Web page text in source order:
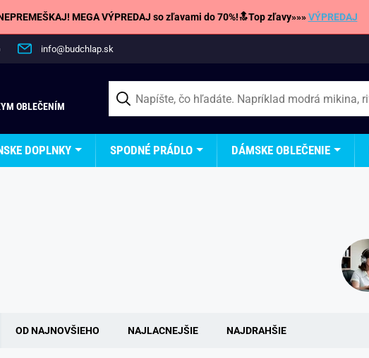
MEGA VÝPREDAJ so zľavami do 70%!🔝Top zľavy»»»VÝPREDAJ
info@budchlap.sk
OBLEČENÍM
DOPLNKY SPODNÉ PRÁDLO DÁMSKE OBLEČENIE
OD NAJNOVŠIEHO NAJLACNEJŠIE NAJDRAHŠIE